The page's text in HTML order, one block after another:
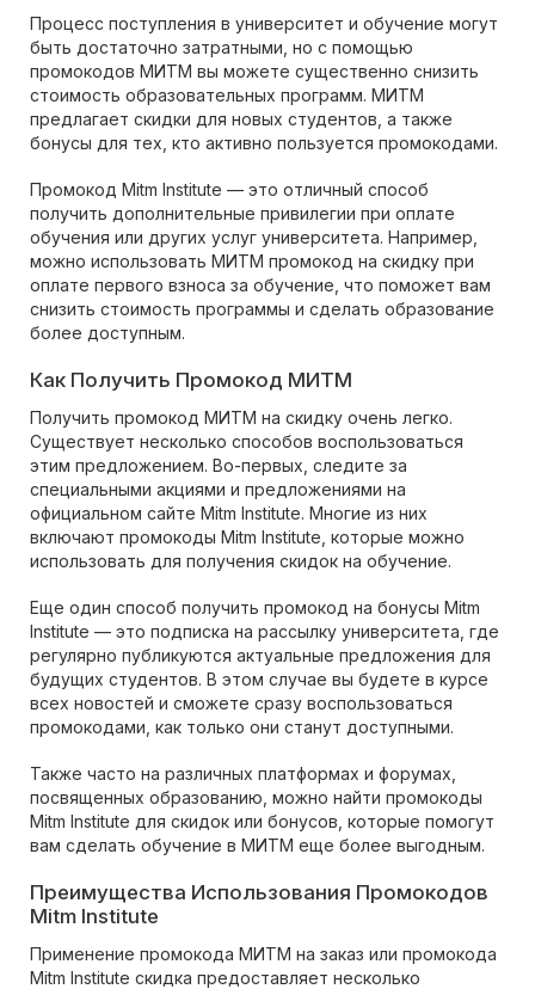
Процесс поступления в университет и обучение могут
быть достаточно затратными, но с помощью
промокодов МИТМ вы можете существенно снизить
стоимость образовательных программ. МИТМ
предлагает скидки для новых студентов, а также
бонусы для тех, кто активно пользуется промокодами.
Промокод Mitm Institute — это отличный способ
получить дополнительные привилегии при оплате
обучения или других услуг университета. Например,
можно использовать МИТМ промокод на скидку при
оплате первого взноса за обучение, что поможет вам
снизить стоимость программы и сделать образование
более доступным.
Как Получить Промокод МИТМ
Получить промокод МИТМ на скидку очень легко.
Существует несколько способов воспользоваться
этим предложением. Во-первых, следите за
специальными акциями и предложениями на
официальном сайте Mitm Institute. Многие из них
включают промокоды Mitm Institute, которые можно
использовать для получения скидок на обучение.
Еще один способ получить промокод на бонусы Mitm
Institute — это подписка на рассылку университета, где
регулярно публикуются актуальные предложения для
будущих студентов. В этом случае вы будете в курсе
всех новостей и сможете сразу воспользоваться
промокодами, как только они станут доступными.
Также часто на различных платформах и форумах,
посвященных образованию, можно найти промокоды
Mitm Institute для скидок или бонусов, которые помогут
вам сделать обучение в МИТМ еще более выгодным.
Преимущества Использования Промокодов
Mitm Institute
Применение промокода МИТМ на заказ или промокода
Mitm Institute скидка предоставляет несколько